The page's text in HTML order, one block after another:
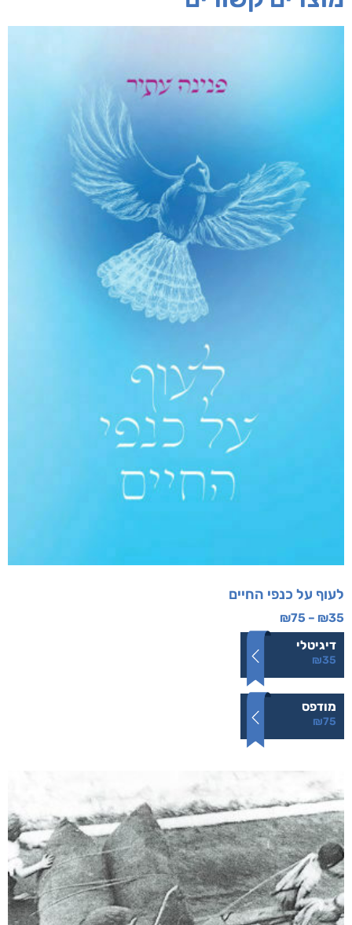
אפליקציית ספריאפ
קטגוריות
מוצרים קשורים
לעוף על כנפי החיים
₪ 35
–
₪75